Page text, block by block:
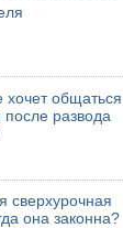
в стрельбе
местности
в вопросе
хочет
развода
сверхурочная
она законна?